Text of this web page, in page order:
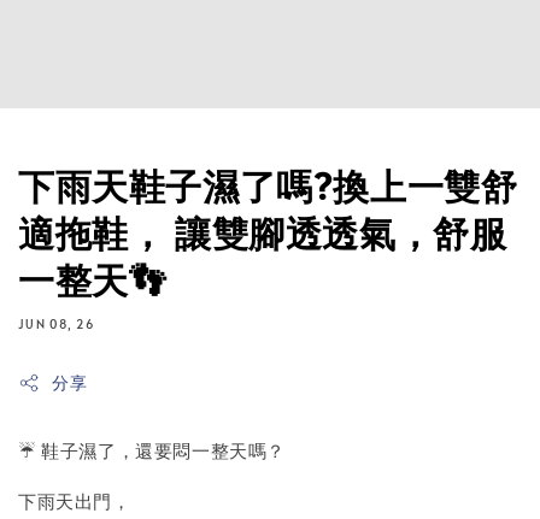
下雨天鞋子濕了嗎?換上一雙舒
適拖鞋， 讓雙腳透透氣，舒服
一整天👣
JUN 08, 26
分享
☔ 鞋子濕了，還要悶一整天嗎？
下雨天出門，